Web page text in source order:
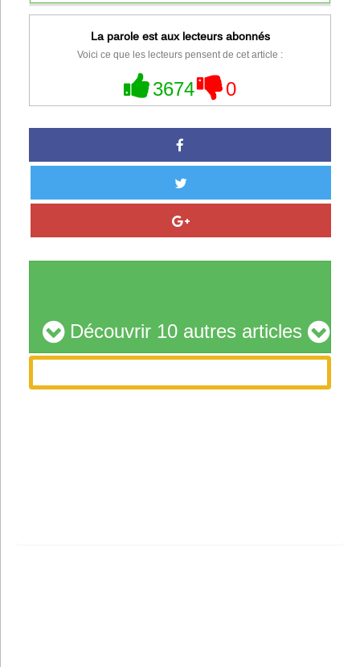
La parole est aux lecteurs abonnés
Voici ce que les lecteurs pensent de cet article :
3674 0
Découvrir 10 autres articles